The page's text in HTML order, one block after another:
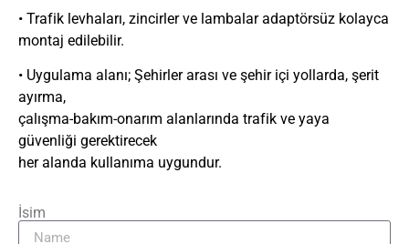
• Trafik levhaları, zincirler ve lambalar adaptörsüz kolayca
montaj edilebilir.
• Uygulama alanı; Şehirler arası ve şehir içi yollarda, şerit
ayırma,
çalışma-bakım-onarım alanlarında trafik ve yaya
güvenliği gerektirecek
her alanda kullanıma uygundur.
İsim